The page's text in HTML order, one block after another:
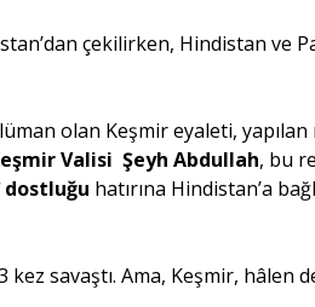
çekilirken, Hindistan ve
olan Keşmir eyaleti,
Valisi Şeyh Abdullah, bu
dostluğu hatırına Hindistan’a
savaştı. Ama, Keşmir, hâlen